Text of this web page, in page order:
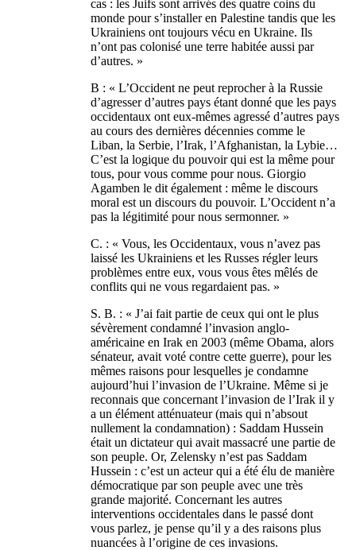
cas : les Juifs sont arrivés des quatre coins du
monde pour s’installer en Palestine tandis que les
Ukrainiens ont toujours vécu en Ukraine. Ils
n’ont pas colonisé une terre habitée aussi par
d’autres. »
B : « L’Occident ne peut reprocher à la Russie
d’agresser d’autres pays étant donné que les pays
occidentaux ont eux-mêmes agressé d’autres pays
au cours des dernières décennies comme le
Liban, la Serbie, l’Irak, l’Afghanistan, la Lybie…
C’est la logique du pouvoir qui est la même pour
tous, pour vous comme pour nous. Giorgio
Agamben le dit également : même le discours
moral est un discours du pouvoir. L’Occident n’a
pas la légitimité pour nous sermonner. »
C. : « Vous, les Occidentaux, vous n’avez pas
laissé les Ukrainiens et les Russes régler leurs
problèmes entre eux, vous vous êtes mêlés de
conflits qui ne vous regardaient pas. »
S. B. : « J’ai fait partie de ceux qui ont le plus
sévèrement condamné l’invasion anglo-
américaine en Irak en 2003 (même Obama, alors
sénateur, avait voté contre cette guerre), pour les
mêmes raisons pour lesquelles je condamne
aujourd’hui l’invasion de l’Ukraine. Même si je
reconnais que concernant l’invasion de l’Irak il y
a un élément atténuateur (mais qui n’absout
nullement la condamnation) : Saddam Hussein
était un dictateur qui avait massacré une partie de
son peuple. Or, Zelensky n’est pas Saddam
Hussein : c’est un acteur qui a été élu de manière
démocratique par son peuple avec une très
grande majorité. Concernant les autres
interventions occidentales dans le passé dont
vous parlez, je pense qu’il y a des raisons plus
nuancées à l’origine de ces invasions.